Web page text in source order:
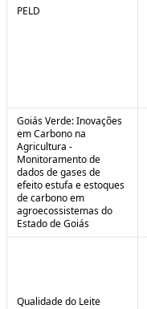
PELD
Goiás Verde: Inovações
em Carbono na
Agricultura -
Monitoramento de
dados de gases de
efeito estufa e estoques
de carbono em
agroecossistemas do
Estado de Goiás
Qualidade do Leite